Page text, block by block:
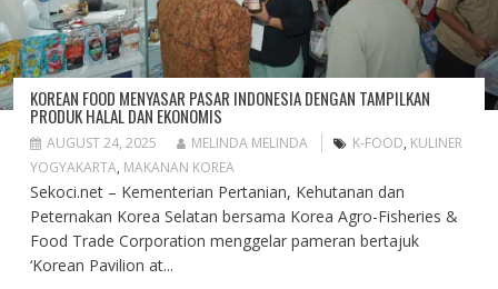
KOREAN FOOD MENYASAR PASAR INDONESIA DENGAN TAMPILKAN
PRODUK HALAL DAN EKONOMIS
AUGUST 24, 2025 MELINDA MELINDA K-FOOD, KULINER
YOGYAKARTA, MAKANAN KOREA
Sekoci.net – Kementerian Pertanian, Kehutanan dan
Peternakan Korea Selatan bersama Korea Agro-Fisheries &
Food Trade Corporation menggelar pameran bertajuk
‘Korean Pavilion at...